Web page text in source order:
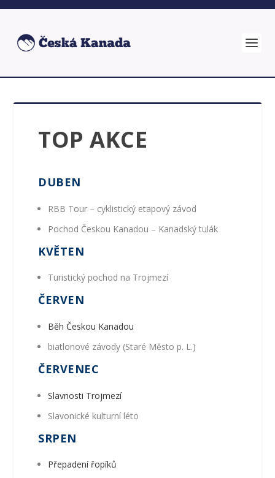
TOP AKCE
DUBEN
RBB Tour – cyklistický etapový závod
Pochod Českou Kanadou – Kanadský tulák
KVĚTEN
Turistický pochod na Trojmezí
ČERVEN
Běh Českou Kanadou
biatlonové závody (Staré Město p. L.)
ČERVENEC
Slavnosti Trojmezí
Slavonické kulturní léto
SRPEN
Přepadení řopíků